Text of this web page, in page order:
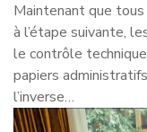
Maintenant que
à l’étape suivante,
le contrôle
papiers
l’inverse…